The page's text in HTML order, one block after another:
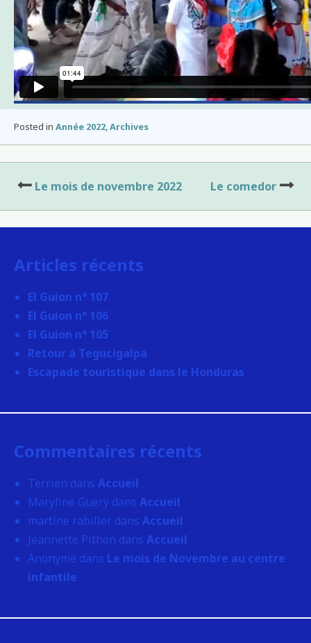
Posted in Année 2022,Archives
Navigation
de
l’article
Le mois de novembre 2022 Le comedor
Articles récents
El Guion n° 107
El Guion n° 106
El Guion n° 105
Retour á Tegucigalpa
Escapade touristique dans le Honduras
Commentaires récents
Terrien dans Accueil
Maryline Guery dans Accueil
martine rabiller dans Accueil
Jeannette Pithon dans Accueil
Anonyme dans Le mois de Novembre au centre
infantile